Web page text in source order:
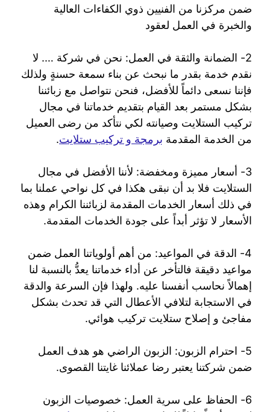
ضمن مركزنا من الفنيين ذوي الكفاءات العالية
والخبرة في العمل لعقود
2- الضمانة والثقة في العمل: نحن في شركة …. لا
نقدم خدمة بقدر ما نبحث عن بناء سمعة حسنةٍ ولذلك
فإننا نسعى دائماً للأفضل، فنحن نتواصل مع زبائننا
بشكل مستمر بعد القيام بتقديم خدماتنا في مجال
تركيب الستلايت وصيانته لكي نتأكد من رضى العميل
من الخدمة المقدمة برمجة و تركيب ستلايت.
3- أسعار مميزة ومخفضة: لأننا الأفضل في مجال
الستلايت فلا بد أن نبقى هكذا في كل نواحي عملنا بما
في ذلك أسعار الخدمات المقدمة لزبائننا الكرام وهذه
الأسعار لا تؤثر أبداً على جودة الخدمات المقدمة.
4- الدقة في المواعيد: من أهم أولوياتنا العمل ضمن
مواعيد دقيقة فالتأخر عن أداء خدماتنا يعدُّ بالنسبة لنا
إهمالاً نحاسب أنفسنا عليه. ولهذا فإن السرعة والدقة
في الاستجابة لتلافي الأعطال التي قد تحدث بشكل
مفاجئ و إصلاح ستلايت تركيب هوائي.
5- احترام الزبون: الزبون الراضي هو هدف العمل
ضمن شركتنا يعتبر رضا عملائنا غايتنا القصوى.
6- الحفاظ على سرية العمل: خصوصيات الزبون